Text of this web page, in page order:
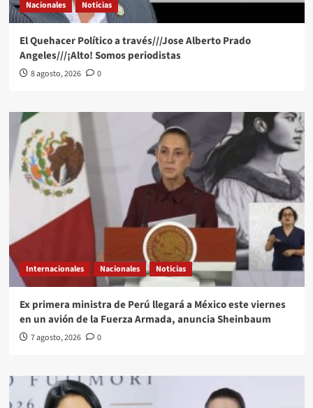
Nacionales Noticias
El Quehacer Político a través///Jose Alberto Prado
Angeles///¡Alto! Somos periodistas
8 agosto, 2026 0
Internacionales Nacionales Noticias
Ex primera ministra de Perú llegará a México este viernes
en un avión de la Fuerza Armada, anuncia Sheinbaum
7 agosto, 2026 0